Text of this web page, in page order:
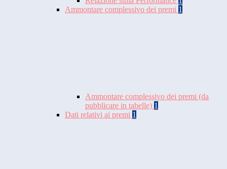
Ammontare complessivo dei premi 1
Ammontare complessivo dei premi (da
pubblicare in tabelle) 1
Dati relativi ai premi 1